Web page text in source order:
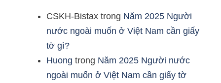
CSKH-Bistax trong Năm 2025 Người
nước ngoài muốn ở Việt Nam cần giấy
tờ gì?
Huong trong Năm 2025 Người nước
ngoài muốn ở Việt Nam cần giấy tờ